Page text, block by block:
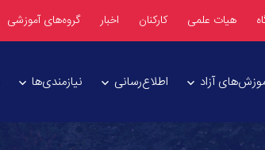
هیات علمی کارکنان اخبار گروه‌های آموزشی
آزاد اطلاع‌رسانی نیازمندی‌ها